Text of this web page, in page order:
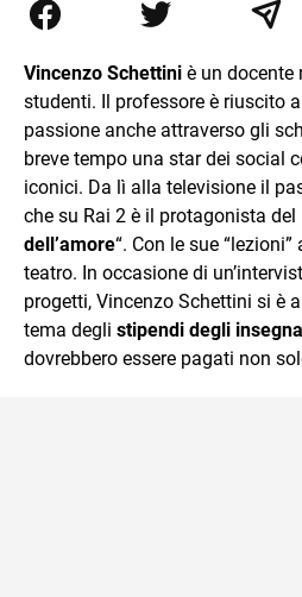
collaborato con grandi
comunicazione
Vincenzo Schettini è un
studenti. Il professore è riuscito
passione anche attraverso gli
breve tempo una star dei social
iconici. Da lì alla televisione il
che su Rai 2 è il protagonista del
dell’amore“. Con le sue
teatro. In occasione di
progetti, Vincenzo Schettini si è
tema degli stipendi degli
dovrebbero essere pagati non